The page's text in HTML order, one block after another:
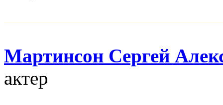
Мартинсон Сергей
актер